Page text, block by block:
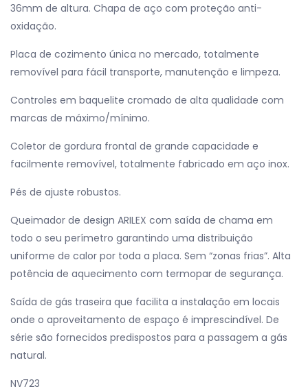
36mm de altura. Chapa de aço com proteção anti-
oxidação.
Placa de cozimento única no mercado, totalmente
removível para fácil transporte, manutenção e limpeza.
Controles em baquelite cromado de alta qualidade com
marcas de máximo/mínimo.
Coletor de gordura frontal de grande capacidade e
facilmente removível, totalmente fabricado em aço inox.
Pés de ajuste robustos.
Queimador de design ARILEX com saída de chama em
todo o seu perímetro garantindo uma distribuição
uniforme de calor por toda a placa. Sem “zonas frias”. Alta
potência de aquecimento com termopar de segurança.
Saída de gás traseira que facilita a instalação em locais
onde o aproveitamento de espaço é imprescindível. De
série são fornecidos predispostos para a passagem a gás
natural.
NV723